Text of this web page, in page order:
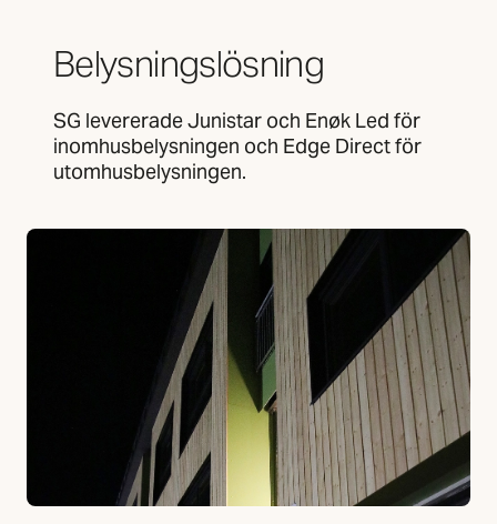
Belysningslösning
SG levererade Junistar och Enøk Led för
inomhusbelysningen och Edge Direct för
utomhusbelysningen.